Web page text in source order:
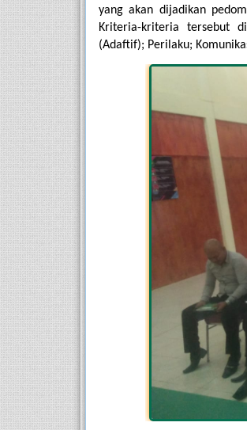
yang akan dijadikan
Kriteria-kriteria tersebut
(Adaftif); Perilaku;